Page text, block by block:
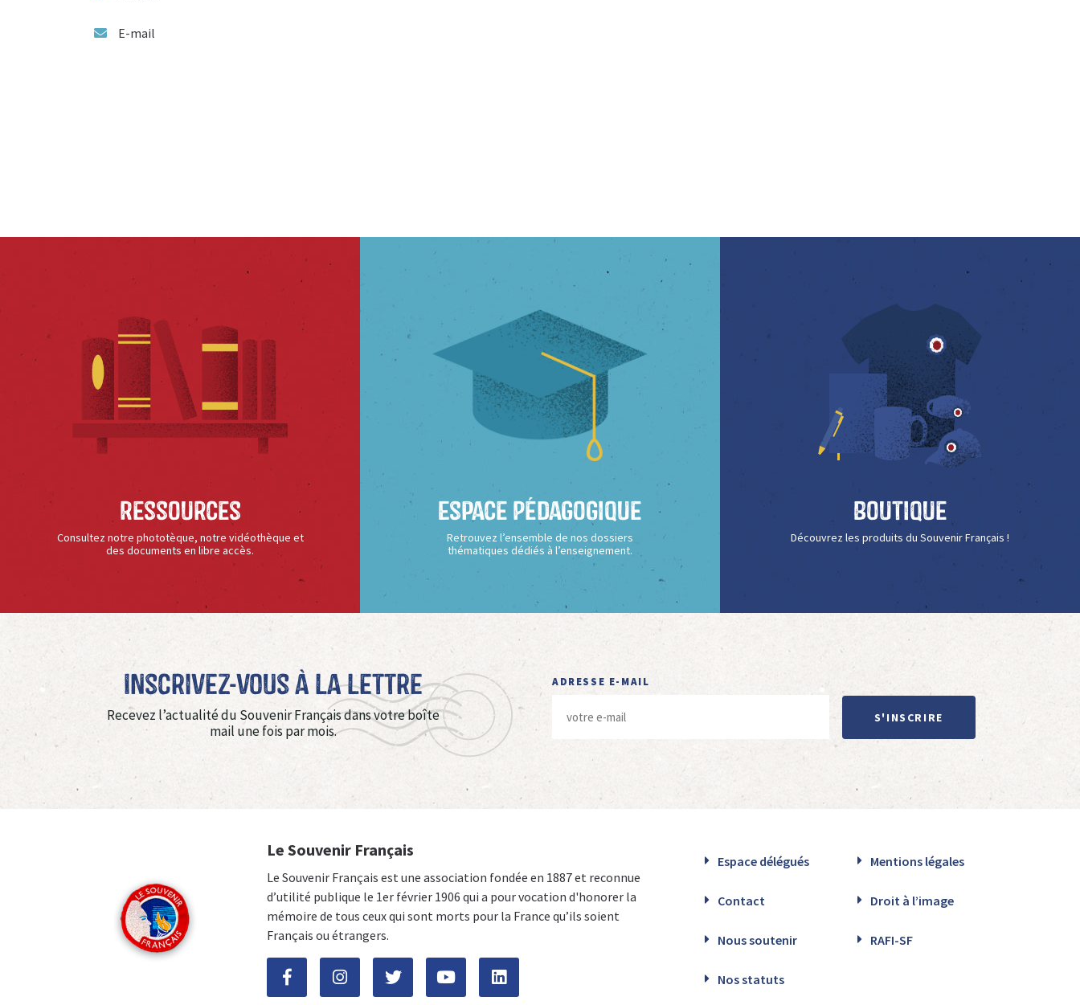
E-mail
Ressources
Consultez notre phototèque, notre vidéothèque et
des documents en libre accès.
Espace Pédagogique
Retrouvez l’ensemble de nos dossiers
thématiques dédiés à l’enseignement.
Boutique
Découvrez les produits du Souvenir Français !
Inscrivez-vous à La Lettre
Recevez l’actualité du Souvenir Français dans votre boîte
mail une fois par mois.
ADRESSE E-MAIL
S'INSCRIRE
Le Souvenir Français
Le Souvenir Français est une association fondée en 1887 et reconnue
d’utilité publique le 1er février 1906 qui a pour vocation d'honorer la
mémoire de tous ceux qui sont morts pour la France qu’ils soient
Français ou étrangers.
Espace délégués Mentions légales
Contact Droit à l’image
Nous soutenir RAFI-SF
Nos statuts